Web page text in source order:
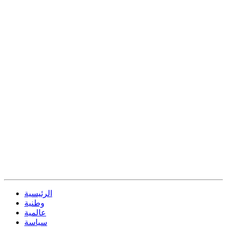
الرئيسية
وطنية
عالمية
سياسة